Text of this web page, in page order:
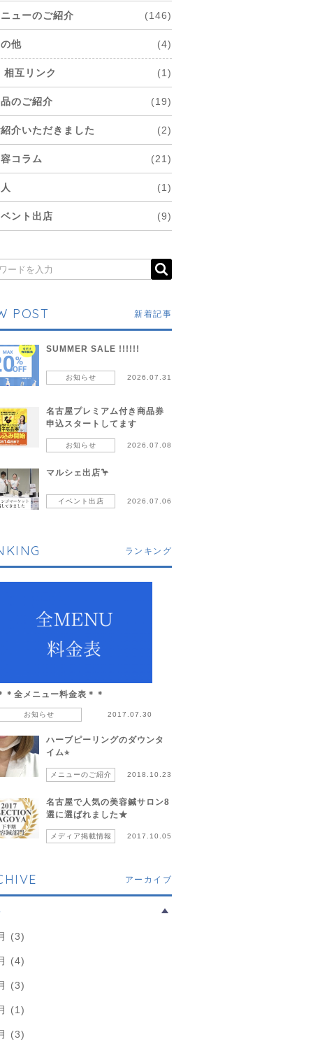
ニューのご紹介 (146)
他 (4)
相互リンク (1)
のご紹介 (19)
介いただきました (2)
コラム (21)
(1)
ント出店 (9)
POST 新着記事
SUMMER SALE !!!!!!
お知らせ 2026.07.31
名古屋プレミアム付き商品券
申込スタートしてます
お知らせ 2026.07.08
マルシェ出店🦩
イベント出店 2026.07.06
ランキング
＊全メニュー料金表＊＊
お知らせ 2017.07.30
ハーブピーリングのダウンタ
イム⭐︎
メニューのご紹介 2018.10.23
名古屋で人気の美容鍼サロン8
選に選ばれました★
メディア掲載情報 2017.10.05
アーカイブ
(3)
(4)
(3)
(1)
(3)